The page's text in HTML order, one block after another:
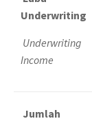
Underwriting
Underwriting
Income
Jumlah